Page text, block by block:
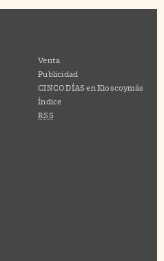
Venta
Publicidad
CINCO DÍAS en Kioscoymás
Índice
RSS